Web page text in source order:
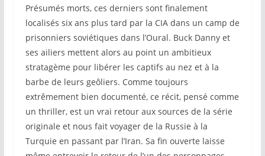
Présumés morts, ces derniers sont finalement
localisés six ans plus tard par la CIA dans un camp de
prisonniers soviétiques dans l’Oural. Buck Danny et
ses ailiers mettent alors au point un ambitieux
stratagème pour libérer les captifs au nez et à la
barbe de leurs geôliers. Comme toujours
extrêmement bien documenté, ce récit, pensé comme
un thriller, est un vrai retour aux sources de la série
originale et nous fait voyager de la Russie à la
Turquie en passant par l’Iran. Sa fin ouverte laisse